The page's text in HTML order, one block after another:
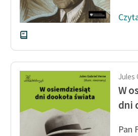
Jules
W
dni
Pan